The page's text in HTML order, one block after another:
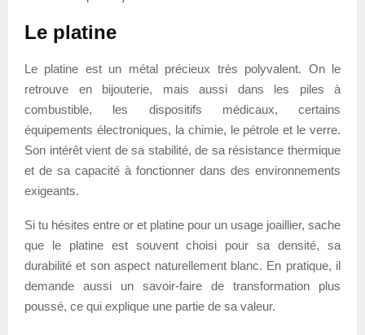
Le platine
Le platine est un métal précieux très polyvalent. On le
retrouve en bijouterie, mais aussi dans les piles à
combustible, les dispositifs médicaux, certains
équipements électroniques, la chimie, le pétrole et le verre.
Son intérêt vient de sa stabilité, de sa résistance thermique
et de sa capacité à fonctionner dans des environnements
exigeants.
Si tu hésites entre or et platine pour un usage joaillier, sache
que le platine est souvent choisi pour sa densité, sa
durabilité et son aspect naturellement blanc. En pratique, il
demande aussi un savoir-faire de transformation plus
poussé, ce qui explique une partie de sa valeur.